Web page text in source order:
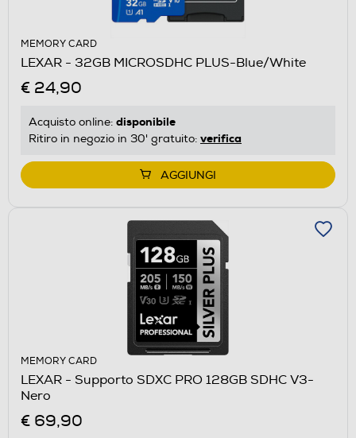
MEMORY CARD
LEXAR - 32GB MICROSDHC PLUS-Blue/White
€ 24,90
Acquisto online: disponibile
Ritiro in negozio in 30' gratuito: verifica
AGGIUNGI
MEMORY CARD
LEXAR - Supporto SDXC PRO 128GB SDHC V3-
Nero
€ 69,90